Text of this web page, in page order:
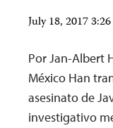
July 18, 2017
Por Jan-Albert
México Han
asesinato de
investigativo